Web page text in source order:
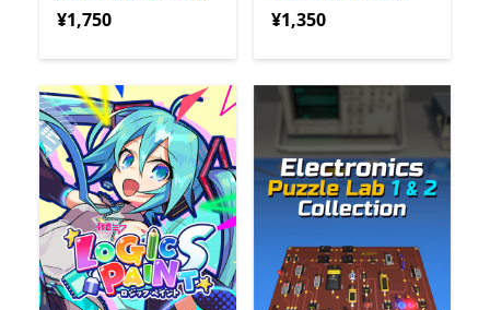
¥1,750
¥1,750
¥1,350
¥1,350